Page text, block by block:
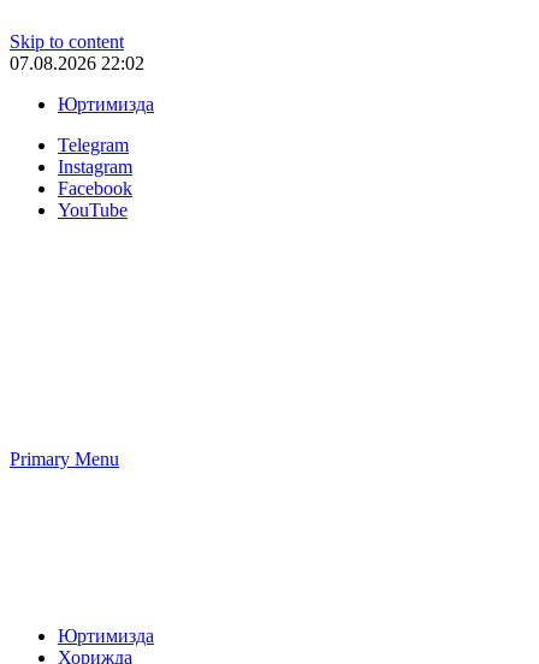
Skip to content
07.08.2026 22:02
Юртимизда
Telegram
Instagram
Facebook
YouTube
Primary Menu
Юртимизда
Хорижда